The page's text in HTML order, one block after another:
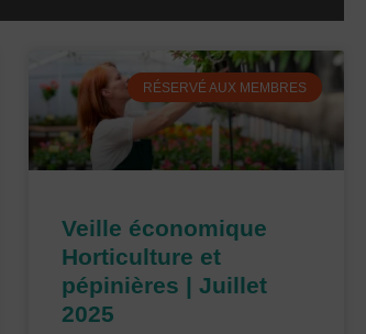
RÉSERVÉ AUX MEMBRES
Veille économique
Horticulture et
pépinières | Juillet
2025